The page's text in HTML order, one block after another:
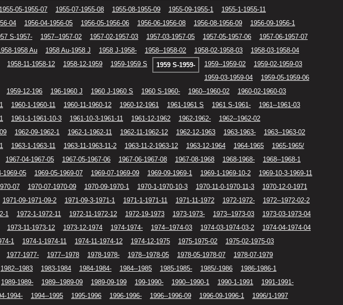
1955-05-1955-07 1955-07-1955-08 1955-08-1955-09 1955-09-1955-1
1955-1-1955-11
04 1956-04-1956-05 1956-05-1956-06 1956-06-1956-08 1956-08-1956-09
1956-09-1956-1
S-1957- 1957--1957-02 1957-02-1957-03 1957-03-1957-05 1957-05-1957-06
1957-06-1957-07
1958 Au 1958 Au-1958 J 1958 J-1958- 1958--1958-02 1958-02-1958-03
1958-03-1958-04
1958-11-1958-12 1958-12-1959 1959-1959 S 1959 S-1959- 1959--1959-02
1959-02-1959-03
1959-03-1959-04
1959-05-1959-06
1959-12-196 196-1960 J 1960 J-1960 S 1960 S-1960- 1960--1960-02
1960-02-1960-03
1960-1-1960-11 1960-11-1960-12 1960-12-1961 1961-1961 S 1961 S-1961-
1961--1961-03
1961-1-1961-10-3 1961-10-3-1961-11 1961-12-1962 1962-1962-
1962--1962-02
1962-09-1962-1 1962-1-1962-11 1962-11-1962-12 1962-12-1963 1963-1963-
1963--1963-02
1963-1-1963-11 1963-11-1963-11-2 1963-11-2-1963-12 1963-12-1964 1964-1965
1965-1965/
1967-04-1967-05 1967-05-1967-06 1967-06-1967-08 1967-08-1968 1968-1968-
1968--1968-1
1969-05 1969-05-1969-07 1969-07-1969-09 1969-09-1969-1 1969-1-1969-10-2
1969-10-3-1969-11
07 1970-07-1970-09 1970-09-1970-1 1970-1-1970-10-3 1970-11-0-1970-11-3
1970-12-0-1971
1971-09-1971-09-2 1971-09-3-1971-1 1971-1-1971-11 1971-11-1972 1972-1972-
1972--1972-02-2
1 1972-1-1972-11 1972-11-1972-12 1972-19-1973 1973-1973- 1973--1973-03
1973-03-1973-04
1973-11-1973-12 1973-12-1974 1974-1974- 1974--1974-03 1974-03-1974-03-2
1974-04-1974-04
1 1974-1-1974-11 1974-11-1974-12 1974-12-1975 1975-1975-02
1975-02-1975-03
1977-1977- 1977--1978 1978-1978- 1978--1978-05 1978-05-1978-07
1978-07-1979
1982--1983 1983-1984 1984-1984- 1984--1985 1985-1985- 1985/-1986
1986-1986-1
1989-1989- 1989--1989-09 1989-09-199 199-1990- 1990--1990-1 1990-1-1991
1991-1991-
1994- 1994--1995 1995-1996 1996-1996- 1996--1996-09 1996-09-1996-1
1996/1-1997